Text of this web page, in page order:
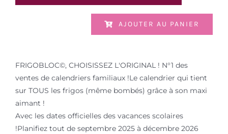
AJOUTER AU PANIER
FRIGOBLOC©, CHOISISSEZ L'ORIGINAL ! N°1 des
ventes de calendriers familiaux !Le calendrier qui tient
sur TOUS les frigos (même bombés) grâce à son maxi
aimant !
Avec les dates officielles des vacances scolaires
!Planifiez tout de septembre 2025 à décembre 2026